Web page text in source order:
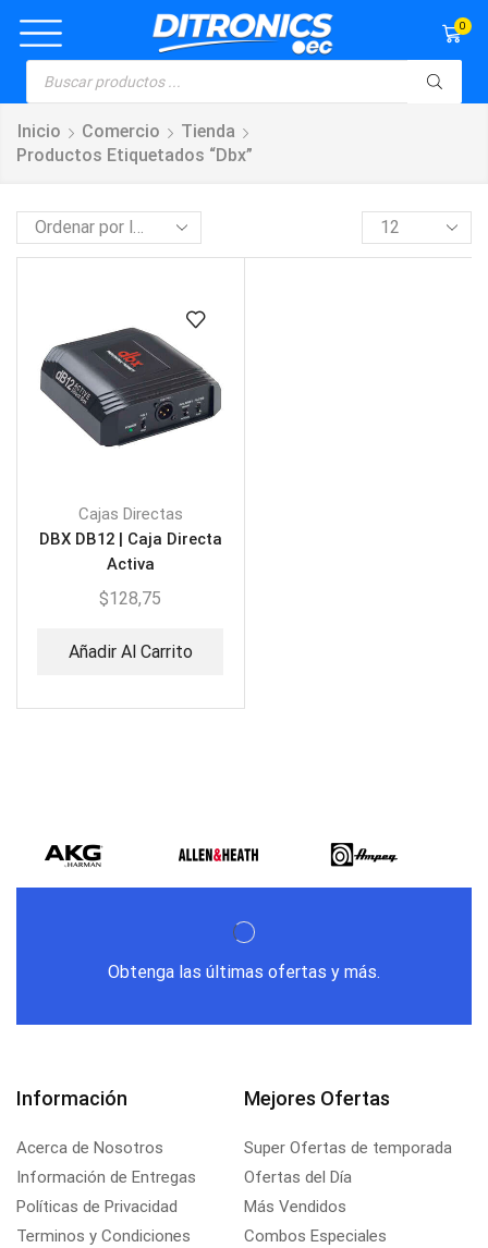
0
Inicio Comercio
Tienda
Productos Etiquetados “dbx”
Cajas Directas
DBX DB12 | Caja Directa
Activa
$128,75
Añadir Al Carrito
Obtenga las últimas ofertas y más.
Información
Acerca de Nosotros
Información de Entregas
Políticas de Privacidad
Terminos y Condiciones
Mejores Ofertas
Super Ofertas de temporada
Ofertas del Día
Más Vendidos
Combos Especiales